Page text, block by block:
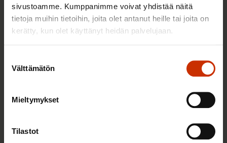
sivustoamme. Kumppanimme voivat yhdistää näitä
tietoja muihin tietoihin, joita olet antanut heille tai joita on
kerätty, kun olet käyttänyt heidän palvelujaan.
valinta
Välttämätön
Mieltymykset
Tilastot
TASA-ARVO JA YHDENVERTAISUUS